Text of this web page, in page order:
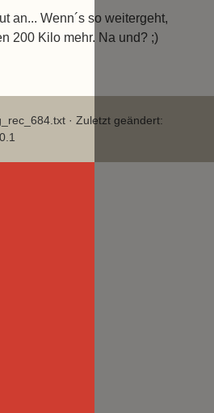
an... Wenn´s so weitergeht,
200 Kilo mehr. Na und? ;)
· Zuletzt geändert: